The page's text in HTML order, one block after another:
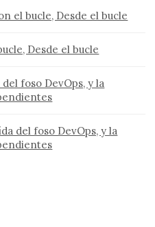
el bucle, Desde el bucle
Desde el bucle
del foso DevOps, y la
del foso DevOps, y la